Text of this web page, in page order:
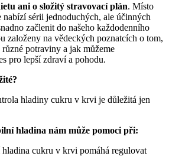
ani o složitý stravovací plán. Místo
sérii jednoduchých, ale účinných
začlenit do našeho každodenního
založeny na vědeckých poznatcích o tom,
potraviny a jak můžeme
pro lepší zdraví a pohodu.
hladiny cukru v krvi je důležitá jen
hladina nám může pomoci při:
hladina cukru v krvi pomáhá regulovat